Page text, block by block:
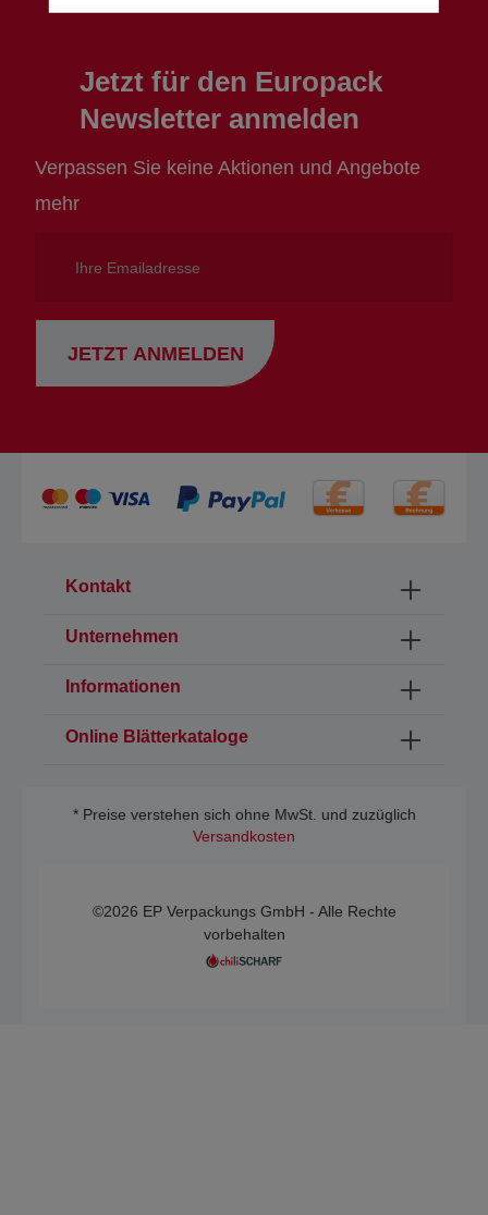
Jetzt für den Europack
Newsletter anmelden
Verpassen Sie keine Aktionen und Angebote
mehr
Emailadresse
JETZT ANMELDEN
Kontakt
Unternehmen
Informationen
Online Blätterkataloge
* Preise verstehen sich ohne MwSt. und zuzüglich
Versandkosten
©2026 EP Verpackungs GmbH - Alle Rechte
vorbehalten